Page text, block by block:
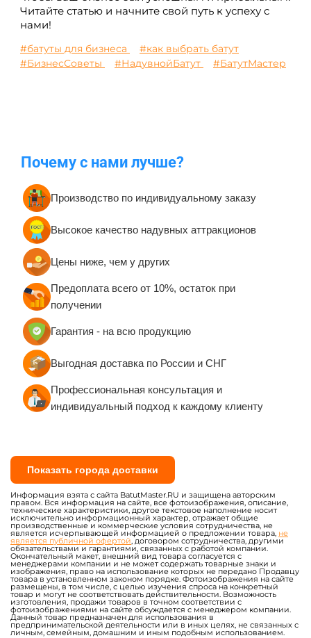
Читайте статью и начните свой путь к успеху с
нами!
#батуты для бизнеса
#как выбрать батут
#БизнесСоветы
#НадувнойБатут #БатутМастер
Почему с нами лучше?
Производство по индивидуальному заказу
Высокое качество надувных аттракционов
Цены ниже, чем у других
Предоплата всего от 10%, остаток при
получении
Гарантия - на всю продукцию
Выгодная доставка по России и СНГ
Профессиональная консультация и
индивидуальный подход к каждому клиенту
Показать города доставки
Информация взята с сайта BatutMaster.RU и защищена авторским
правом. Вся информация на сайте, все фотоизображения, описание,
технические характеристики, другое текстовое наполнение носит
исключительно информационный характер, отражает общие
производственные и коммерческие условия сотрудничества, не
является исчерпывающей информацией о предложении товара, не
является публичной офертой, договором сотрудничества, другими
обязательствами и гарантиями, связанных с работой компании.
Окончательный макет, внешний вид товара согласуется с
менеджерами компании и не может содержать товарные знаки и
изображения, право на использование которых не передано Продавцу
товара в установленном законом порядке. Фотоизображения на сайте
размещены, в том числе, с целью изучения спроса на конкретный
товар и могут не соответствовать действительности. Возможность
изготовления, продажи товаров в точном соответствии с
фотоизображениями на сайте обсуждается с менеджером компании.
Данный товар предназначен для использования в
предпринимательской деятельности или в иных целях, не связанных с
личным, семейным, домашним и иным подобным использованием.